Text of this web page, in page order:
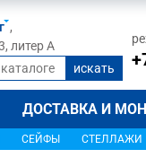
,
литер А
ДОСТАВКА И
СЕЙФЫ СТЕЛЛАЖИ